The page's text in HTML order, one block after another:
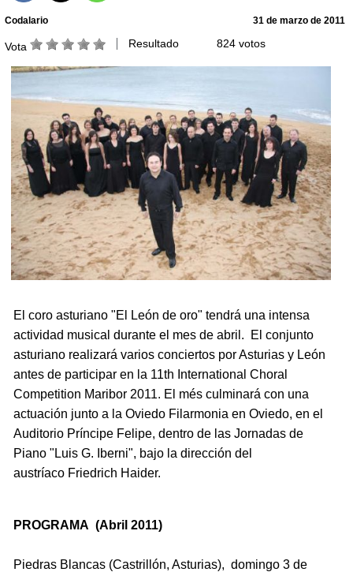
Codalario 31 de marzo de 2011
Vota Resultado 824 votos
El coro asturiano "El León de oro" tendrá una intensa
actividad musical durante el mes de abril. El conjunto
asturiano realizará varios conciertos por Asturias y León
antes de participar en la 11th International Choral
Competition Maribor 2011. El més culminará con una
actuación junto a la Oviedo Filarmonia en Oviedo, en el
Auditorio Príncipe Felipe, dentro de las Jornadas de
Piano "Luis G. Iberni", bajo la dirección del
austríaco Friedrich Haider.
PROGRAMA (Abril 2011)
Piedras Blancas(Castrillón, Asturias), domingo 3 de